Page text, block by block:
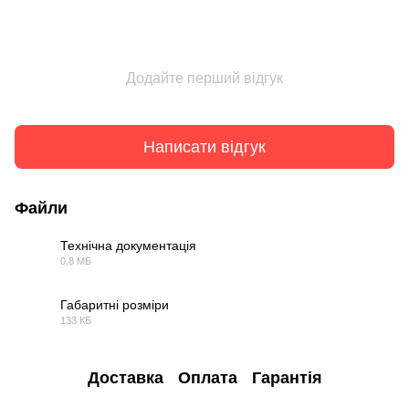
Додайте перший відгук
Написати відгук
Файли
Технічна документація
0.8 МБ
Габаритні розміри
133 КБ
Доставка Оплата Гарантія